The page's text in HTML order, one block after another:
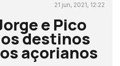
21 jun, 2021, 12:22
e Pico
destinos
açorianos